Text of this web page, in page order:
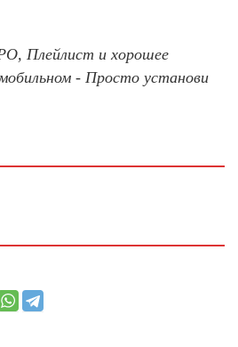
Плейлист и хорошее
- Просто установи